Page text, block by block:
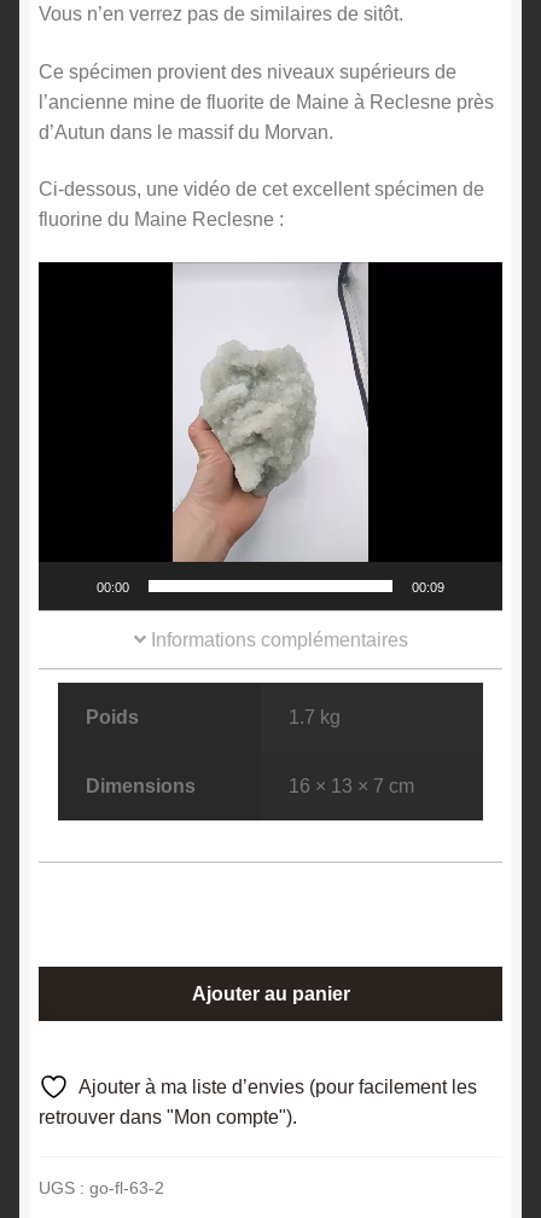
Vous n’en verrez pas de similaires de sitôt.
Ce spécimen provient des niveaux supérieurs de
l’ancienne mine de fluorite de Maine à Reclesne près
d’Autun dans le massif du Morvan.
Ci-dessous, une vidéo de cet excellent spécimen de
fluorine du Maine Reclesne :
00:00 00:09
Informations complémentaires
Poids 1.7 kg
Dimensions 16 × 13 × 7 cm
(Fluorine)
sur
Le
Ajouter au panier
Ajouter à ma liste d’envies (pour facilement les
retrouver dans "Mon compte").
UGS : go-fl-63-2